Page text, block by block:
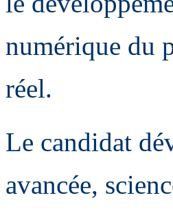
numérique du
réel.
Le candidat
avancée,